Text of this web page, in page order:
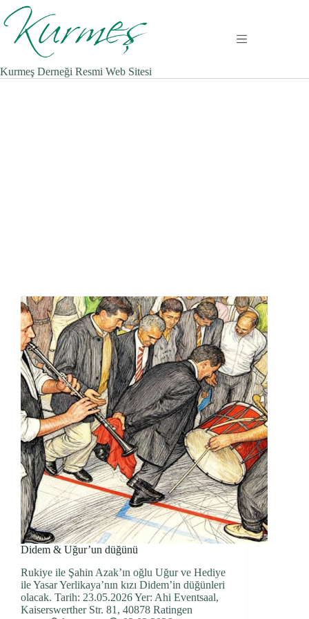
Inhalt
springen
Kurmeş Derneği Resmi Web Sitesi
Didem & Uğur’un düğünü
Rukiye ile Şahin Azak’ın oğlu Uğur ve Hediye
ile Yasar Yerlikaya’nın kızı Didem’in düğünleri
olacak. Tarih: 23.05.2026 Yer: Ahi Eventsaal,
Kaiserswerther Str. 81, 40878 Ratingen